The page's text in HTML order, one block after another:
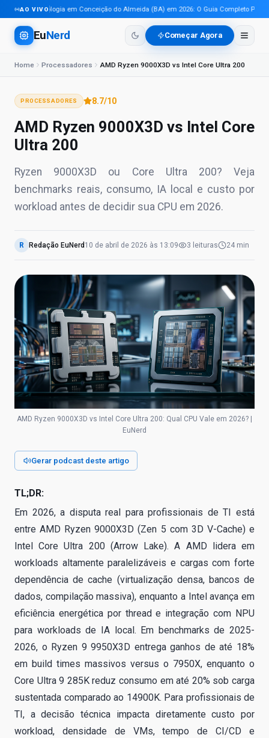
AO VIVO
Tecnologia em Conceição do Almeida (BA) em 2026: O Guia Completo Para
EuNerd Começar Agora
Home Processadores AMD Ryzen 9000X3D vs Intel Core Ultra 200
PROCESSADORES 8.7/10
AMD Ryzen 9000X3D vs Intel Core
Ultra 200
Ryzen 9000X3D ou Core Ultra 200? Veja
benchmarks reais, consumo, IA local e custo por
workload antes de decidir sua CPU em 2026.
R Redação EuNerd 10 de abril de 2026 às 13:09 3 leituras 24 min
AMD Ryzen 9000X3D vs Intel Core Ultra 200: Qual CPU Vale em 2026? |
EuNerd
Gerar podcast deste artigo
TL;DR:
Em 2026, a disputa real para profissionais de TI está
entre AMD Ryzen 9000X3D (Zen 5 com 3D V-Cache) e
Intel Core Ultra 200 (Arrow Lake). A AMD lidera em
workloads altamente paralelizáveis e cargas com forte
dependência de cache (virtualização densa, bancos de
dados, compilação massiva), enquanto a Intel avança em
eficiência energética por thread e integração com NPU
para workloads de IA local. Em benchmarks de 2025-
2026, o Ryzen 9 9950X3D entrega ganhos de até 18%
em build times massivos versus o 7950X, enquanto o
Core Ultra 9 285K reduz consumo em até 20% sob carga
sustentada comparado ao 14900K. Para profissionais de
TI, a decisão técnica impacta diretamente custo por
workload, densidade de VMs, tempo de CI/CD e